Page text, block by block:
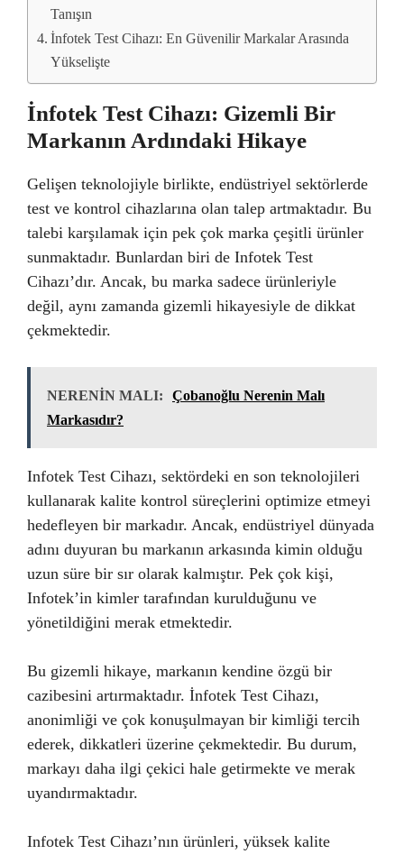
Tanışın
İnfotek Test Cihazı: En Güvenilir Markalar Arasında
Yükselişte
İnfotek Test Cihazı: Gizemli Bir
Markanın Ardındaki Hikaye
Gelişen teknolojiyle birlikte, endüstriyel sektörlerde
test ve kontrol cihazlarına olan talep artmaktadır. Bu
talebi karşılamak için pek çok marka çeşitli ürünler
sunmaktadır. Bunlardan biri de Infotek Test
Cihazı’dır. Ancak, bu marka sadece ürünleriyle
değil, aynı zamanda gizemli hikayesiyle de dikkat
çekmektedir.
NERENİN MALI:
Çobanoğlu Nerenin Malı
Markasıdır?
Infotek Test Cihazı, sektördeki en son teknolojileri
kullanarak kalite kontrol süreçlerini optimize etmeyi
hedefleyen bir markadır. Ancak, endüstriyel dünyada
adını duyuran bu markanın arkasında kimin olduğu
uzun süre bir sır olarak kalmıştır. Pek çok kişi,
Infotek’in kimler tarafından kurulduğunu ve
yönetildiğini merak etmektedir.
Bu gizemli hikaye, markanın kendine özgü bir
cazibesini artırmaktadır. İnfotek Test Cihazı,
anonimliği ve çok konuşulmayan bir kimliği tercih
ederek, dikkatleri üzerine çekmektedir. Bu durum,
markayı daha ilgi çekici hale getirmekte ve merak
uyandırmaktadır.
Infotek Test Cihazı’nın ürünleri, yüksek kalite